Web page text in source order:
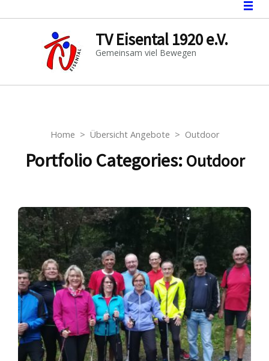
TV Eisental 1920 e.V.
Gemeinsam viel Bewegen
Home > Übersicht Angebote > Outdoor
Portfolio Categories: Outdoor